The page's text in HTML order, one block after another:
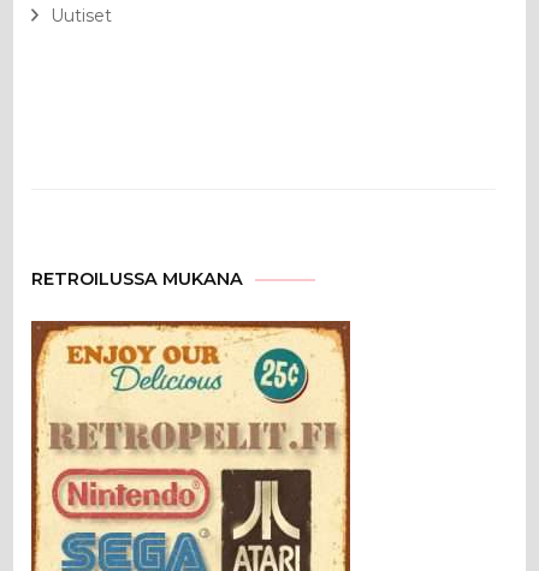
Uutiset
RETROILUSSA MUKANA